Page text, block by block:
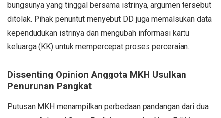
bungsunya yang tinggal bersama istrinya, argumen tersebut
ditolak. Pihak penuntut menyebut DD juga memalsukan data
kependudukan istrinya dan mengubah informasi kartu
keluarga (KK) untuk mempercepat proses perceraian.
Dissenting Opinion Anggota MKH Usulkan
Penurunan Pangkat
Putusan MKH menampilkan perbedaan pandangan dari dua